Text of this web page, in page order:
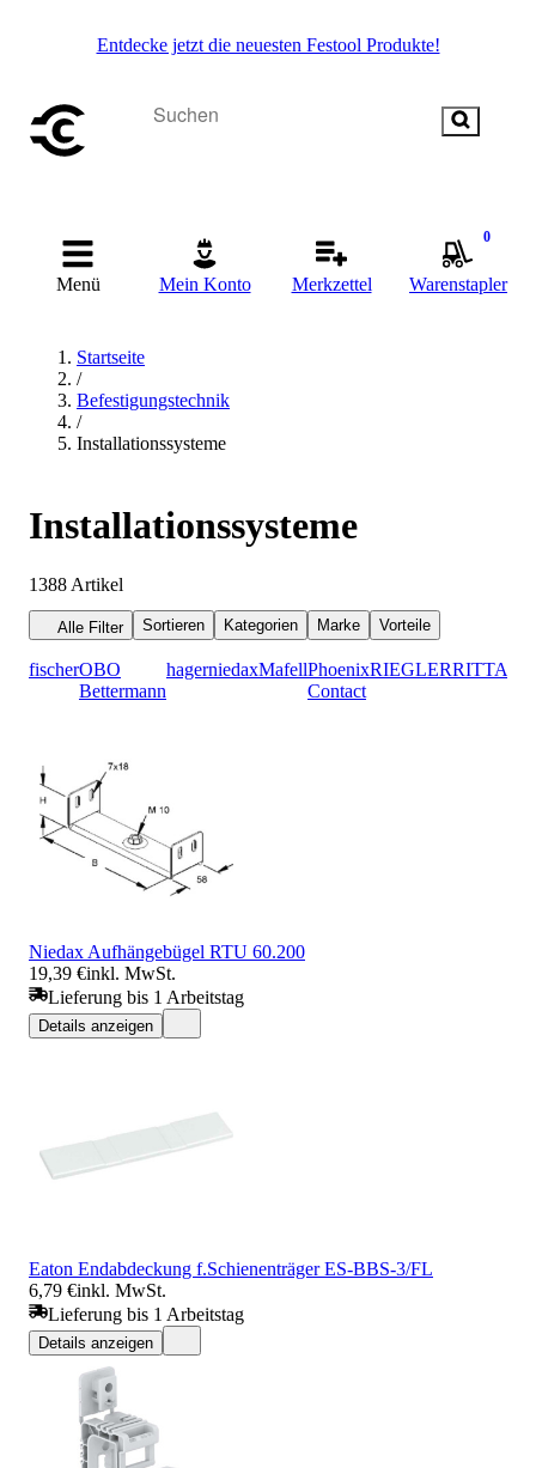
Entdecke jetzt die neuesten Festool Produkte!
Menü Mein Konto Merkzettel
0
Warenstapler
Startseite
/
Befestigungstechnik
/
Installationssysteme
Installationssysteme
1388 Artikel
Alle Filter Sortieren Kategorien Marke Vorteile
fischerOBO
Bettermann
hagerniedaxMafellPhoenix
Contact
RIEGLERRITTAL
Niedax Aufhängebügel RTU 60.200
19,39 €inkl. MwSt.
Lieferung bis 1 Arbeitstag
Details anzeigen
Eaton Endabdeckung f.Schienenträger ES-BBS-3/FL
6,79 €inkl. MwSt.
Lieferung bis 1 Arbeitstag
Details anzeigen